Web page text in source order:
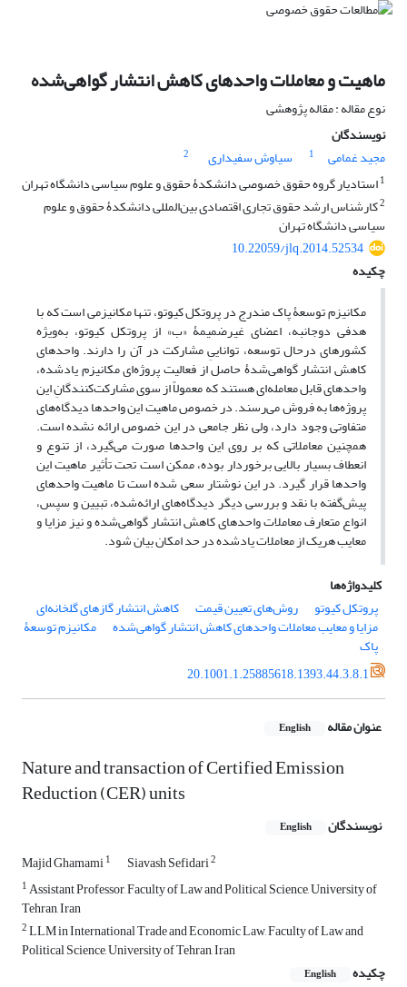
ماهیت و معاملات واحدهای کاهش انتشار گواهی‌شده
نوع مقاله : مقاله پژوهشی
نویسندگان
مجید غمامی
1 سیاوش سفیداری
2
1استادیار گروه حقوق خصوصی دانشکدۀ حقوق و علوم سیاسی دانشگاه تهران
2کارشناس ارشد حقوق تجاری اقتصادی بین‌المللی دانشکدۀ حقوق و علوم
سیاسی دانشگاه تهران
10.22059/jlq.2014.52534
چکیده
مکانیزم توسعۀ پاک مندرج در پروتکل کیوتو، تنها مکانیزمی است که با
هدفی دوجانبه، اعضای غیرضمیمۀ «ب» از پروتکل کیوتو، به‌ویژه
کشورهای درحال توسعه، تواناییِ مشارکت در آن را دارند. واحدهای
کاهش انتشار گواهی‌شدۀ حاصل از فعالیت پروژه‌ای مکانیزم یادشده،
واحدهای قابل معامله‌ای هستند که معمولاً از سوی مشارکت‌کنندگانِ این
پروژه‌ها به فروش می‌رسند. در خصوص ماهیت این واحدها دیدگاه‌های
متفاوتی وجود دارد، ولی نظر جامعی در این خصوص ارائه نشده است.
همچنین معاملاتی که بر روی این واحدها صورت می‌گیرد، از تنوع و
انعطاف بسیار بالایی برخوردار بوده، ممکن است تحت تأثیر ماهیت این
واحدها قرار گیرد. در این نوشتار سعی شده است تا ماهیت واحدهای
پیش‌گفته با نقد و بررسی دیگر دید‌گاه‌های ارائه‌شده، تبیین و سپس،
انواع متعارف معاملات واحدهای کاهش انتشار گواهی‌شده و نیز مزایا و
معایب هریک از معاملات یادشده در حد امکان بیان شود.
کلیدواژه‌ها
پروتکل کیوتو
روش‌های تعیین قیمت کاهش انتشار گازهای گلخانه‌ای
مزایا و معایب معاملات واحدهای کاهش انتشار گواهی‌شده مکانیزم توسعۀ
پاک
20.1001.1.25885618.1393.44.3.8.1
عنوان مقاله English
Nature and transaction of Certified Emission
Reduction (CER) units
نویسندگان English
Majid Ghamami1 Siavash Sefidari2
1Assistant Professor, Faculty of Law and Political Science, University of
Tehran, Iran
2LLM in International Trade and Economic Law, Faculty of Law and
Political Science, University of Tehran, Iran
چکیده
English